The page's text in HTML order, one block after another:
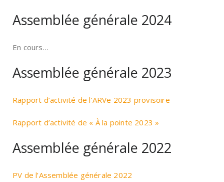
Assemblée générale 2024
En cours…
Assemblée générale 2023
Rapport d’activité de l’ARVe 2023 provisoire
Rapport d’activité de « À la pointe 2023 »
Assemblée générale 2022
PV de l’Assemblée générale 2022